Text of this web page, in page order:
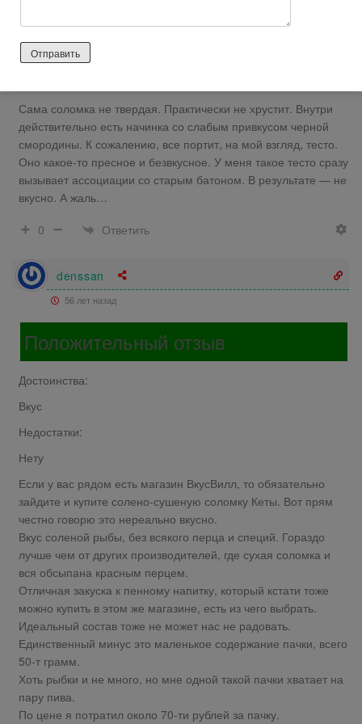
хрупкие. Украшена упаковка рисунком с детишками, видимо,
производитель намекает, что соломка настолько
натуральная, что ее можно давать даже малышам, не
Сама соломка не твердая. Практически не хрустит. Внутри
действительно есть начинка со слабым привкусом черной
смородины. К сожалению, все портит, на мой взгляд, тесто.
Оно какое-то пресное и безвкусное. У меня такое тесто сразу
вызывает ассоциации со старым батоном. В результате — не
вкусно. А жаль…
0
Ответить
denssan
56 лет назад
Положительный отзыв
Достоинства:
Вкус
Недостатки:
Нету
Если у вас рядом есть магазин ВкусВилл, то обязательно
зайдите и купите солено-сушеную соломку Кеты. Вот прям
честно говорю это нереально вкусно.
Вкус соленой рыбы, без всякого перца и специй. Гораздо
лучше чем от других производителей, где сухая соломка и
вся обсыпана красным перцем.
Отличная закуска к пенному напитку, который кстати тоже
можно купить в этом же магазине, есть из чего выбрать.
Идеальный состав тоже не может нас не радовать.
Единственный минус это маленькое содержание пачки, всего
50-т грамм.
Хоть рыбки и не много, но мне одной такой пачки хватает на
пару пива.
По цене я потратил около 70-ти рублей за пачку.